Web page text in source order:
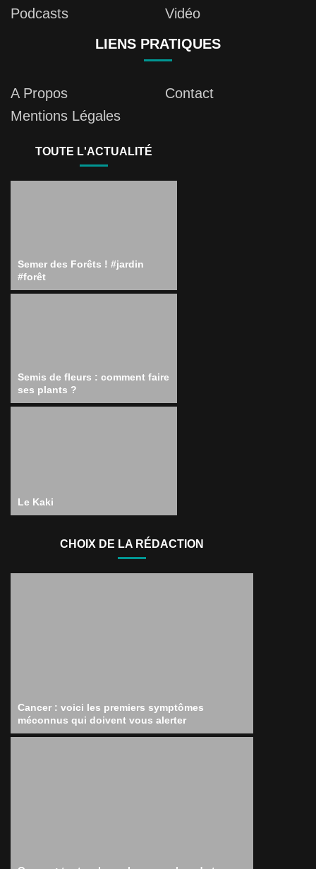
Podcasts
Vidéo
LIENS PRATIQUES
A Propos
Contact
Mentions Légales
TOUTE L'ACTUALITÉ
Semer des Forêts ! #jardin
#forêt
Semis de fleurs : comment faire
ses plants ?
Le Kaki
CHOIX DE LA RÉDACTION
Cancer : voici les premiers symptômes
méconnus qui doivent vous alerter